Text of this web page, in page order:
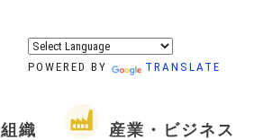
POWERED BY TRANSLATE
組織 産業・ビジネス